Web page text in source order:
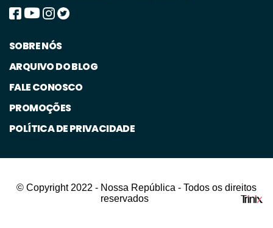
SOBRE NÓS
ARQUIVO DO BLOG
FALE CONOSCO
PROMOÇÕES
POLÍTICA DE PRIVACIDADE
© Copyright 2022 - Nossa República - Todos os direitos
reservados